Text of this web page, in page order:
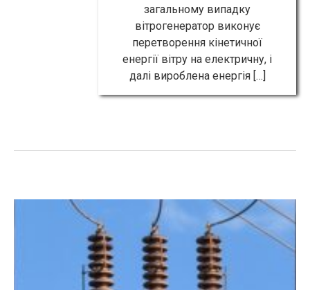
загальному випадку
вітрогенератор виконує
перетворення кінетичної
енергії вітру на електричну, і
далі вироблена енергія […]